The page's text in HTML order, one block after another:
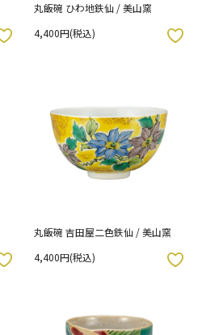
丸飯碗 ひわ地鉄仙 / 美山窯
4,400円(税込)
お気に入りボタン
丸飯碗 吉田屋二色鉄仙 / 美山窯
4,400円(税込)
お気に入りボタン